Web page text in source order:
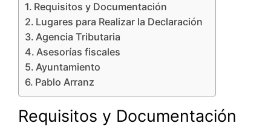
Requisitos y Documentación
Lugares para Realizar la Declaración
Agencia Tributaria
Asesorías fiscales
Ayuntamiento
Pablo Arranz
Requisitos y Documentación